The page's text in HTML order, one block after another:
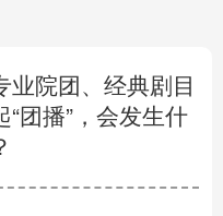
业院团、经典剧目
“团播”，会发生什